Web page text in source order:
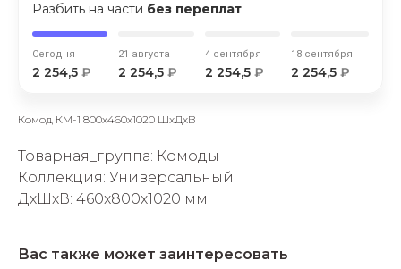
Разбить на части без переплат
Сегодня
2 254,5 ₽
21 августа
2 254,5₽
4 сентября
2 254,5 ₽
18 сентября
2 254,5 ₽
Комод КМ-1 800х460х1020 ШхДхВ
Товарная_группа: Комоды
Коллекция: Универсальный
ДxШxВ: 460x800x1020 мм
Вас также может заинтересовать